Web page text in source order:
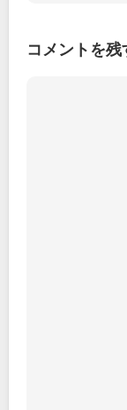
コメントを残